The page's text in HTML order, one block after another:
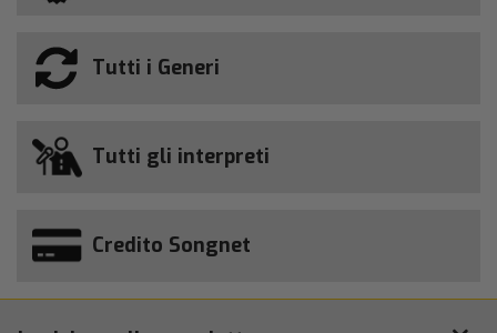
Tutti i Generi
Tutti gli interpreti
Credito Songnet